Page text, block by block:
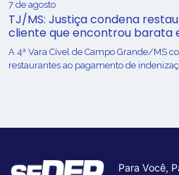
7 de agosto
TJ/MS: Justiça condena
cliente que encontrou barata
A 4ª Vara Cível de Campo Grande/MS
restaurantes ao pagamento de
Para Você,